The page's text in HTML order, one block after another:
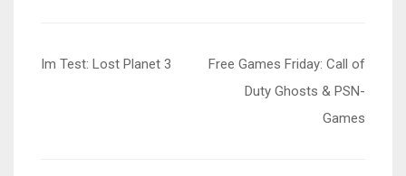
Beitragsnavigation
Im Test: Lost Planet 3
Free Games Friday: Call of
Duty Ghosts & PSN-
Games